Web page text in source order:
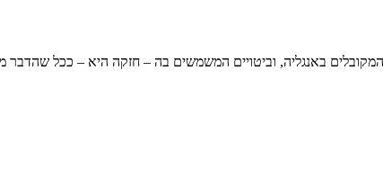
באנגליה, וביטויים המשמשים בה – חזקה היא – ככל